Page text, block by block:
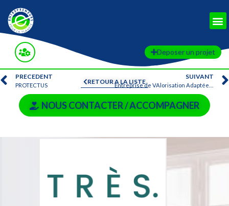
Deposer un projet
RETOUR A LA LISTE
PRECEDENT
PROTECTUS
SUIVANT
NOUS CONTACTER / ACCOMPAGNER